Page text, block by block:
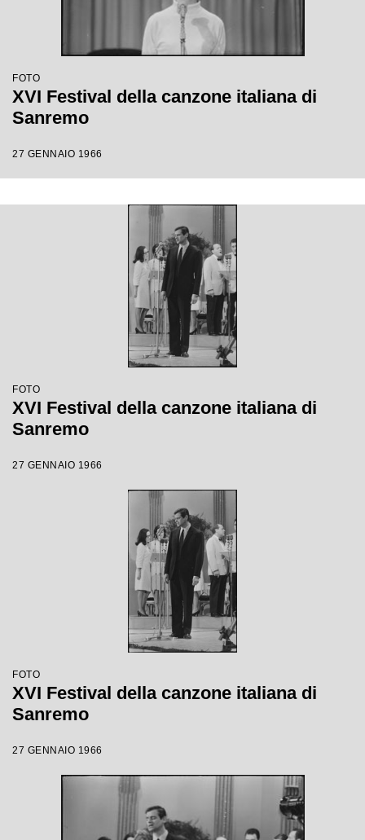
FOTO
XVI Festival della canzone italiana di
Sanremo
27 GENNAIO 1966
FOTO
XVI Festival della canzone italiana di
Sanremo
27 GENNAIO 1966
FOTO
XVI Festival della canzone italiana di
Sanremo
27 GENNAIO 1966